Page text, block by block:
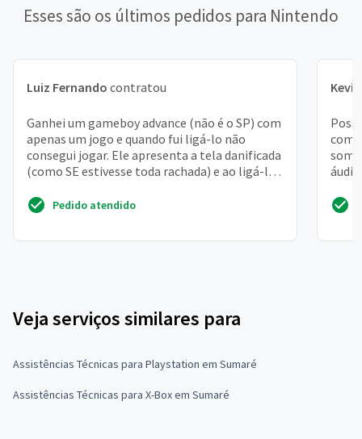
Esses são os últimos pedidos para Nintendo
Luiz Fernando contratou
Ganhei um gameboy advance (não é o SP) com
apenas um jogo e quando fui ligá-lo não
consegui jogar. Ele apresenta a tela danificada
(como SE estivesse toda rachada) e ao ligá-lo
Pedido atendido
Kevin
com
Veja serviços similares para
Assistências Técnicas para Playstation em Sumaré
Assistências Técnicas para X-Box em Sumaré